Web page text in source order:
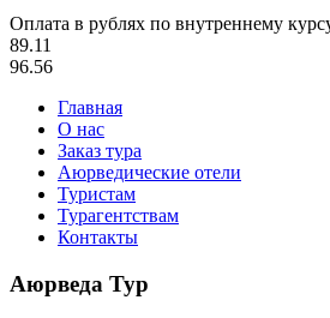
Оплата в рублях по внутреннему
89.11
96.56
Главная
О нас
Заказ тура
Аюрведические отели
Туристам
Турагентствам
Контакты
Аюрведа Тур